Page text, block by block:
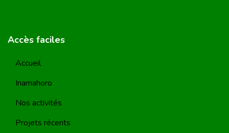
Accès faciles
Accueil
Inamahoro
Nos activités
Projets récents